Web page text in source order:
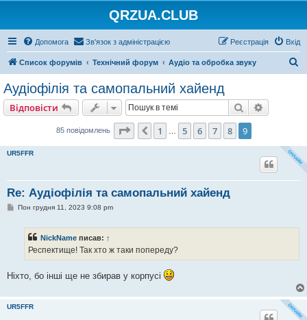
QRZUA.CLUB
Допомога Зв'язок з адміністрацією Вхід
Реєстрація
Список форумів Технічний форум Аудіо та обробка звуку
Аудіофілія та самопальний хайенд
Відповісти Пошук
85 повідомлень Сторінка9 з9
Поперед.
1 5 6 7 8 9
UR5FFR
Re: Аудіофілія та самопальний хайенд
П
н
я
Пон грудня 11, 2023 9:08 pm
NickName писав: ↑
Респектище! Так хто ж таки попереду?
Ніхто, бо інші ще не збирав у корпусі
UR5FFR